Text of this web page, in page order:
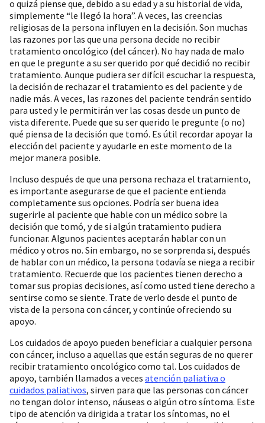
o quizá piense que, debido a su edad y a su historial de vida,
simplemente “le llegó la hora”. A veces, las creencias
religiosas de la persona influyen en la decisión. Son muchas
las razones por las que una persona decide no recibir
tratamiento oncológico (del cáncer). No hay nada de malo
en que le pregunte a su ser querido por qué decidió no recibir
tratamiento. Aunque pudiera ser difícil escuchar la respuesta,
la decisión de rechazar el tratamiento es del paciente y de
nadie más. A veces, las razones del paciente tendrán sentido
para usted y le permitirán ver las cosas desde un punto de
vista diferente. Puede que su ser querido le pregunte (o no)
qué piensa de la decisión que tomó. Es útil recordar apoyar la
elección del paciente y ayudarle en este momento de la
mejor manera posible.
Incluso después de que una persona rechaza el tratamiento,
es importante asegurarse de que el paciente entienda
completamente sus opciones. Podría ser buena idea
sugerirle al paciente que hable con un médico sobre la
decisión que tomó, y de si algún tratamiento pudiera
funcionar. Algunos pacientes aceptarán hablar con un
médico y otros no. Sin embargo, no se sorprenda si, después
de hablar con un médico, la persona todavía se niega a recibir
tratamiento. Recuerde que los pacientes tienen derecho a
tomar sus propias decisiones, así como usted tiene derecho a
sentirse como se siente. Trate de verlo desde el punto de
vista de la persona con cáncer, y continúe ofreciendo su
apoyo.
Los cuidados de apoyo pueden beneficiar a cualquier persona
con cáncer, incluso a aquellas que están seguras de no querer
recibir tratamiento oncológico como tal. Los cuidados de
apoyo, también llamados a veces atención paliativa o
cuidados paliativos, sirven para que las personas con cáncer
no tengan dolor intenso, náuseas o algún otro síntoma. Este
tipo de atención va dirigida a tratar los síntomas, no el